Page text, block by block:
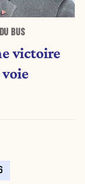
BUS
victoire